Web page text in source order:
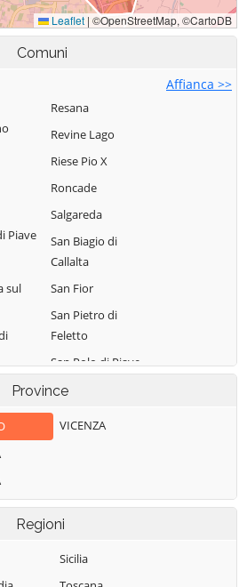
Comuni
Affianca >>
Piave
sul
Veneto
Resana
Revine Lago
Riese Pio X
Roncade
Salgareda
San Biagio di
Callalta
San Fior
San Pietro di
Feletto
San Polo di Piave
San Vendemiano
San Zenone degli
Ezzelini
Sarmede
Sernaglia della
Battaglia
Province
VICENZA
Regioni
Sicilia